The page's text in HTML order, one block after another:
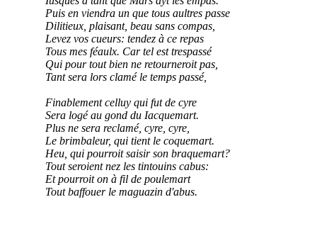
Puis en viendra un que tous aultres passe
Dilitieux, plaisant, beau sans compas,
Levez vos cueurs: tendez à ce repas
Tous mes féaulx. Car tel est trespassé
Qui pour tout bien ne retourneroit pas,
Tant sera lors clamé le temps passé,
Finablement celluy qui fut de cyre
Sera logé au gond du Iacquemart.
Plus ne sera reclamé, cyre, cyre,
Le brimbaleur, qui tient le coquemart.
Heu, qui pourroit saisir son braquemart?
Tout seroient nez les tintouins cabus:
Et pourroit on à fil de poulemart
Tout baffouer le maguazin d'abus.